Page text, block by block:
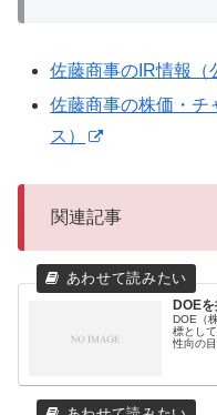
佐藤商事のIR情報（
佐藤商事の株価・チ
ス）
関連記事
DOE
DOE（
標とし
性向の